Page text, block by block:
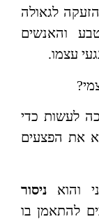
לגאולה
והאנשים
עצמו.
לעשות כדי
את הפצעים
והוא ניסור
להתאמן בו